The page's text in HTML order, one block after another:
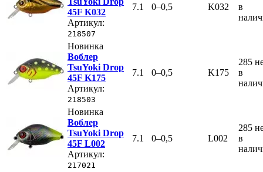
45F K032
Артикул:
218507
7.1 0–0,5 K032
в
Новинка
Воблер
TsuYoki Drop
45F K175
Артикул:
218503
7.1 0–0,5 K175
285
в
Новинка
Воблер
TsuYoki Drop
45F L002
Артикул:
217021
7.1 0–0,5 L002
285
в